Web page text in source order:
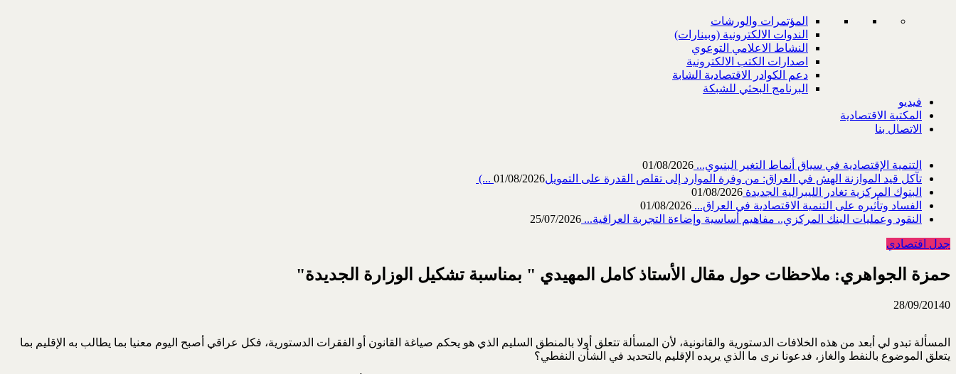
المؤتمرات والورشات
الندوات الالكترونية (وبينارات)
النشاط الاعلامي التوعوي
اصدارات الكتب الالكترونية
دعم الكوادر الاقتصادية الشابة
البرنامج البحثي للشبكة
فيديو
المكتبة الاقتصادية
الاتصال بنا
التنمية الإقتصادية في سياق أنماط التغير البنيوي... 01/08/2026
تآكل قيد الموازنة الهش في العراق: من وفرة الموارد إلى تقلص القدرة على التمويل‎ (...01/08/2026
البنوك المركزية تغادر الليبرالية الجديدة 01/08/2026
الفساد وتأثيره على التنمية الاقتصادية في العراق... 01/08/2026
النقود وعمليات البنك المركزي.. مفاهيم أساسية وإضاءة التجربة العراقية... 25/07/2026
جدل اقتصادي
حمزة الجواهري: ملاحظات حول مقال الأستاذ كامل المهيدي " بمناسبة تشكيل الوزارة الجديدة"
28/09/20140
المسألة تبدو لي أبعد من هذه الخلافات الدستورية والقانونية، لأن المسألة تتعلق أولا بالمنطق السليم الذي هو يحكم صياغة القانون أو الفقرات الدستورية، فكل عراقي أصبح اليوم معنيا بما يطالب به الإقليم بما
يتعلق الموضوع بالنفط والغاز، فدعونا نرى ما الذي يريده الإقليم بالتحديد في الشأن النفطي؟